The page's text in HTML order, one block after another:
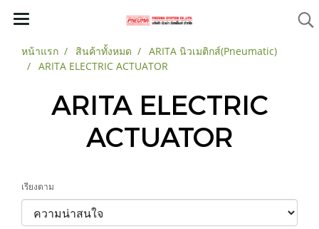
หน้าแรก สินค้าทั้งหมด
ARITA นิวเมติกส์(Pneumatic)
ARITA ELECTRIC ACTUATOR
ARITA ELECTRIC
ACTUATOR
เรียงตาม